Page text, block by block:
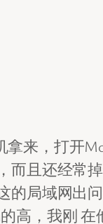
来，打开
且还经常
的局域网出
高，我刚